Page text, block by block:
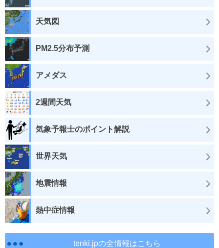
天気図
PM2.5分布予測
アメダス
2週間天気
気象予報士のポイント解説
世界天気
地震情報
熱中症情報
tenki.jpの全情報はこちら